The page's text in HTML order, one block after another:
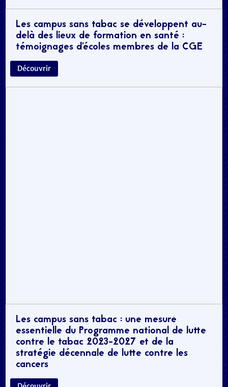
Les campus sans tabac se développent au-
delà des lieux de formation en santé :
témoignages d’écoles membres de la CGE
Découvrir
Les campus sans tabac : une mesure
essentielle du Programme national de lutte
contre le tabac 2023-2027 et de la
stratégie décennale de lutte contre les
cancers